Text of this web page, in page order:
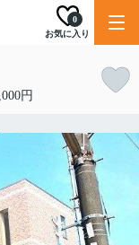
お気に入り
0
円